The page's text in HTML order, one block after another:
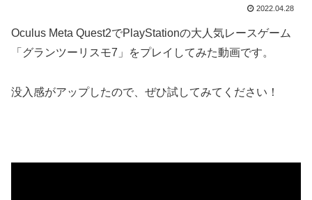
2022.04.28
Oculus Meta Quest2でPlayStationの大人気レースゲーム
「グランツーリスモ7」をプレイしてみた動画です。
没入感がアップしたので、ぜひ試してみてください！